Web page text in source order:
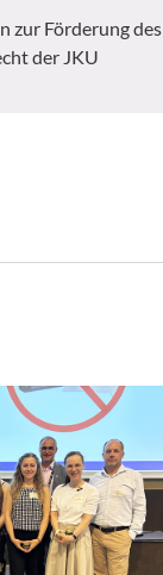
zur Förderung des
der JKU